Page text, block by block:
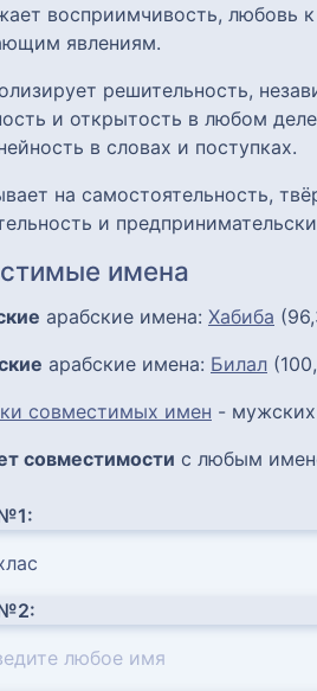
восприимчивость, любовь
явлениям.
решительность,
и открытость в любом
в словах и поступках.
на самостоятельность,
и
имена
арабские имена: Хабиба
арабские имена: Билал
совместимых имен -
совместимости с любым